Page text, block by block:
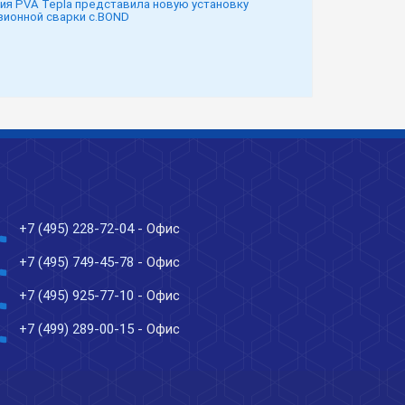
PVA Tepla представила новую установку
сварки c.BOND
+7 (495) 228-72-04- Офис
+7 (495) 749-45-78 - Офис
+7 (495) 925-77-10 - Офис
+7 (499) 289-00-15 - Офис